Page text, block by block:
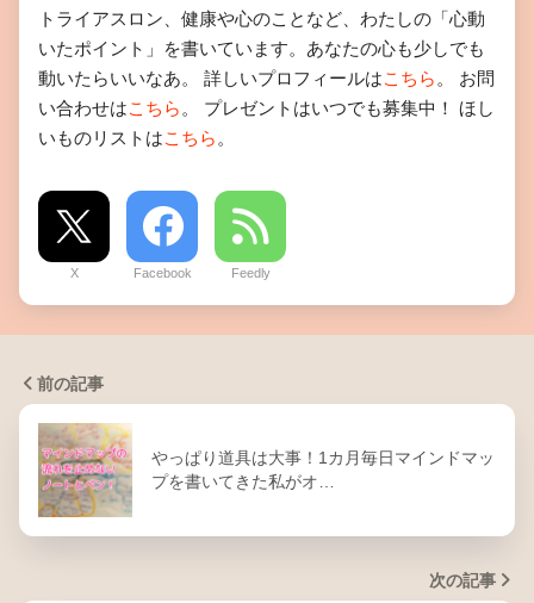
トライアスロン、健康や心のことなど、わたしの「心動
いたポイント」を書いています。あなたの心も少しでも
動いたらいいなあ。 詳しいプロフィールはこちら 。 お問
い合わせはこちら 。 プレゼントはいつでも募集中！ ほし
いものリストはこちら 。
X Facebook Feedly
前の記事
やっぱり道具は大事！1カ月毎日マインドマッ
プを書いてきた私がオ…
次の記事